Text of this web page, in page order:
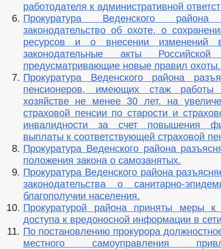
работодателя к административной
Прокуратура Веденского района
законодательство об охоте, о
ресурсов и о внесении изменений
законодательные акты Российской
предусматривающие новые правил охоты.
Прокуратура Веденского района
пенсионеров, имеющих стаж работы
хозяйстве не менее 30 лет, на
страховой пенсии по старости и
инвалидности за счет повышения
выплаты к соответствующей страховой
Прокуратура Веденского района
положения закона о самозанятых.
Прокуратура Веденского района
законодательства о санитарно-
благополучии населения.
Прокуратурой района приняты меры к
доступа к вредоносной информации в
По постановлению прокурора
местного самоуправления